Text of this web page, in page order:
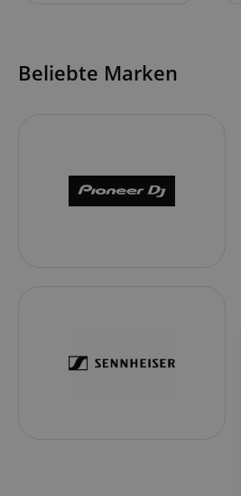
Beliebte Marken